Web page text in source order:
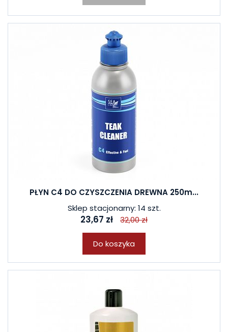
PŁYN C4 DO CZYSZCZENIA DREWNA 250m...
Sklep stacjonarny: 14 szt.
23,67 zł 32,00 zł
Do koszyka